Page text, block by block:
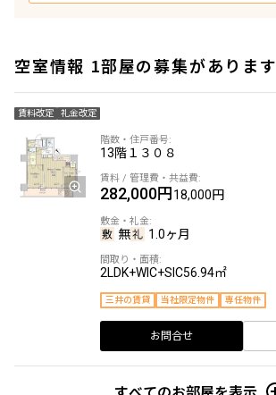
空室情報 1部屋の募集があります
賃料改定 礼金改定
13階 １３０８
282,000円18,000円
無 1.0ヶ月
2LDK+WIC+SIC56.94㎡
三井の賃貸 当社限定物件 専任物件
お問合せ